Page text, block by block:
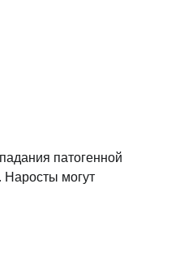
патогенной
могут